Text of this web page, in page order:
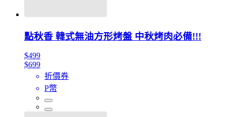
點秋香 韓式無油方形烤盤 中秋烤肉必備!!!
$499
$699
折價券
P幣